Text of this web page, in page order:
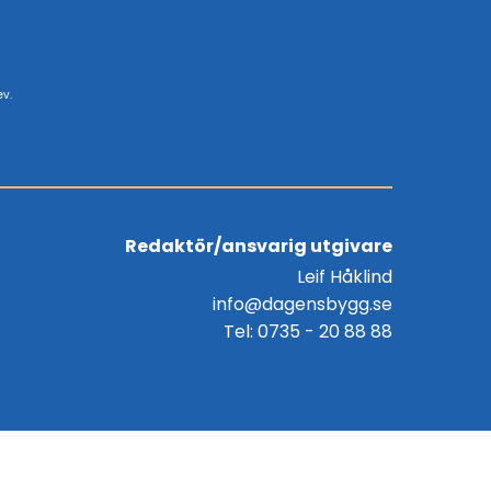
Redaktör/ansvarig utgivare
Leif Håklind
info@dagensbygg.se
Tel: 0735 - 20 88 88